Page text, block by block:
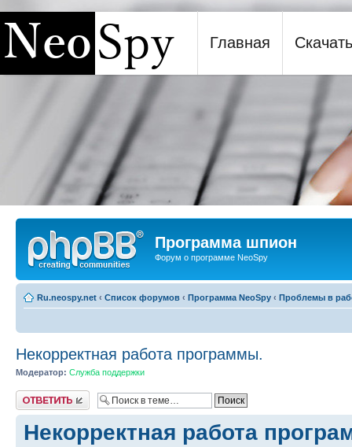
Программа шпион NeoSpy
Главная Скачать
Программа шпион
Форум о программе NeoSpy
Ru.neospy.net ‹ Список форумов ‹ Программа NeoSpy ‹ Проблемы в
Некорректная работа программы.
Модератор: Служба поддержки
Ответить
Некорректная работа